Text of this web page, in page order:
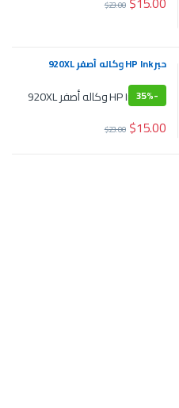
$23.00
حبر HP Ink وكاله أصفر 920XL
-
35%
$15.00
$23.00